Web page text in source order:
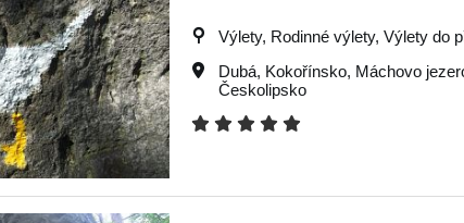
Výlety, Rodinné výlety, Výlety do
Dubá, Kokořínsko, Máchovo
Českolipsko